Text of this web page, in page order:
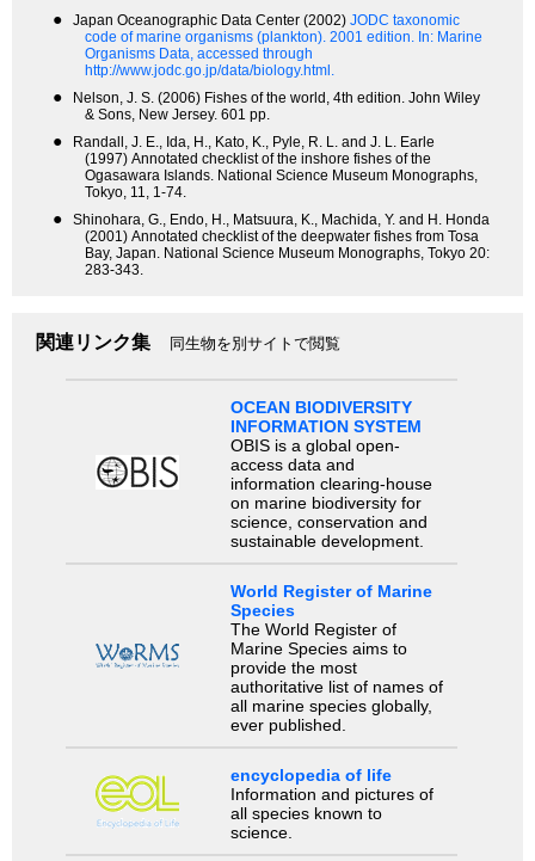
● Japan Oceanographic Data Center (2002) JODC taxonomic
code of marine organisms (plankton). 2001 edition. In: Marine
Organisms Data, accessed through
http://www.jodc.go.jp/data/biology.html.
●
Nelson, J. S. (2006) Fishes of the world, 4th edition. John Wiley
& Sons, New Jersey. 601 pp.
●
Randall, J. E., Ida, H., Kato, K., Pyle, R. L. and J. L. Earle
(1997) Annotated checklist of the inshore fishes of the
Ogasawara Islands. National Science Museum Monographs,
Tokyo, 11, 1-74.
●
Shinohara, G., Endo, H., Matsuura, K., Machida, Y. and H. Honda
(2001) Annotated checklist of the deepwater fishes from Tosa
Bay, Japan. National Science Museum Monographs, Tokyo 20:
283-343.
関連リンク集 同生物を別サイトで閲覧
OCEAN BIODIVERSITY
INFORMATION SYSTEM
OBIS is a global open-
access data and
information clearing-house
on marine biodiversity for
science, conservation and
sustainable development.
World Register of Marine
Species
The World Register of
Marine Species aims to
provide the most
authoritative list of names of
all marine species globally,
ever published.
encyclopedia of life
Information and pictures of
all species known to
science.